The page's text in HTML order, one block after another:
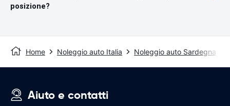
posizione?
Home Noleggio auto Italia Noleggio auto Sardegna
Aiuto e contatti